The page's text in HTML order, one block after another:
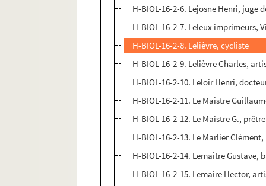
H-BIOL-16-2-6. Lejosne Henri, juge
H-BIOL-16-2-7. Leleux imprimeurs,
H-BIOL-16-2-8. Lelièvre, cycliste
H-BIOL-16-2-9. Lelièvre Charles,
H-BIOL-16-2-10. Leloir Henri,
H-BIOL-16-2-11. Le Maistre
H-BIOL-16-2-12. Le Maistre G., prêtre
H-BIOL-16-2-13. Le Marlier
H-BIOL-16-2-14. Lemaitre Gustave,
H-BIOL-16-2-15. Lemaire Hector,